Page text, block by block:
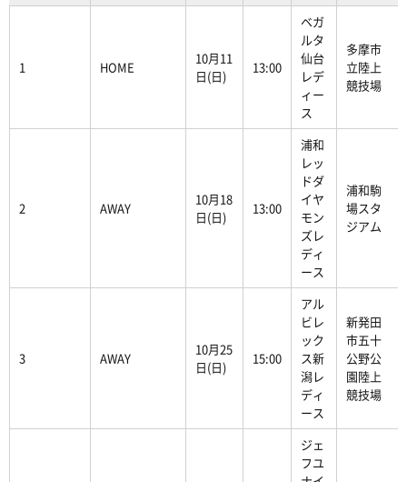
1 HOME
10月11
日(日)
13:00
ベガ
ルタ
仙台
レデ
ィー
ス
多摩市
立陸上
競技場
2 AWAY
10月18
日(日)
13:00
浦和
レッ
ドダ
イヤ
モン
ズレ
ディ
ース
浦和駒
場スタ
ジアム
3 AWAY
10月25
日(日)
15:00
アル
ビレ
ック
ス新
潟レ
ディ
ース
新発田
市五十
公野公
園陸上
競技場
ジェ
フユ